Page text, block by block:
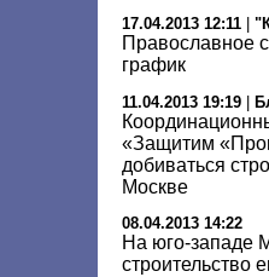
17.04.2013 12:11
Православное
график
11.04.2013 19:19 |
«Защитим
добиваться
Москве
08.04.2013 14:22
На юго-западе
строительство